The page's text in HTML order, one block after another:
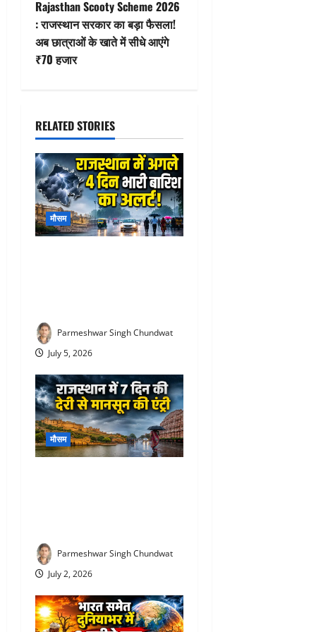
t
n
a
i
g
a
t
Rajasthan Scooty Scheme 2026
: राजस्थान सरकार का बड़ा फैसला!
अब छात्राओं के खाते में सीधे आएंगे
₹70 हजार
RELATED STORIES
मौसम
Parmeshwar Singh Chundwat
July 5, 2026
मौसम
Parmeshwar Singh Chundwat
July 2, 2026